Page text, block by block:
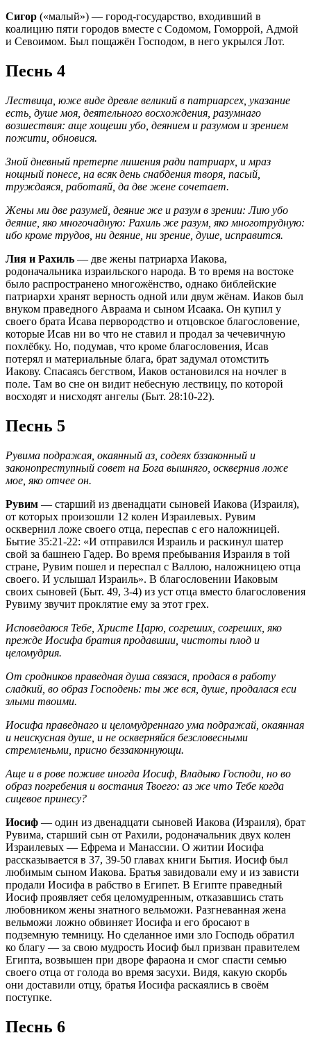
Сигор («малый») — город-государство, входивший в
коалицию пяти городов вместе с Содомом, Гоморрой, Адмой
и Севоимом. Был пощажён Господом, в него укрылся Лот.
Песнь 4
Лествица, юже виде древле великий в патриарсех, указание
есть, душе моя, деятельного восхождения, разумнаго
возшествия: аще хощеши убо, деянием и разумом и зрением
пожити, обновися.
Зной дневный претерпе лишения ради патриарх, и мраз
нощный понесе, на всяк день снабдения творя, пасый,
труждаяся, работаяй, да две жене сочетает.
Жены ми две разумей, деяние же и разум в зрении: Лию убо
деяние, яко многочадную: Рахиль же разум, яко многотрудную:
ибо кроме трудов, ни деяние, ни зрение, душе, исправится.
Лия и Рахиль — две жены патриарха Иакова,
родоначальника израильского народа. В то время на востоке
было распространено многожёнство, однако библейские
патриархи хранят верность одной или двум жёнам. Иаков был
внуком праведного Авраама и сыном Исаака. Он купил у
своего брата Исава первородство и отцовское благословение,
которые Исав ни во что не ставил и продал за чечевичную
похлёбку. Но, подумав, что кроме благословения, Исав
потерял и материальные блага, брат задумал отомстить
Иакову. Спасаясь бегством, Иаков остановился на ночлег в
поле. Там во сне он видит небесную лествицу, по которой
восходят и нисходят ангелы (Быт. 28:10-22).
Песнь 5
Рувима подражая, окаянный аз, содеях бззаконный и
законопреступный совет на Бога вышняго, осквернив ложе
мое, яко отчее он.
Рувим — старший из двенадцати сыновей Иакова (Израиля),
от которых произошли 12 колен Израилевых. Рувим
осквернил ложе своего отца, переспав с его наложницей.
Бытие 35:21-22: «И отправился Израиль и раскинул шатер
свой за башнею Гадер. Во время пребывания Израиля в той
стране, Рувим пошел и переспал с Валлою, наложницею отца
своего. И услышал Израиль». В благословении Иаковым
своих сыновей (Быт. 49, 3-4) из уст отца вместо благословения
Рувиму звучит проклятие ему за этот грех.
Исповедаюся Тебе, Христе Царю, согреших, согреших, яко
прежде Иосифа братия продавшии, чистоты плод и
целомудрия.
От сродников праведная душа связася, продася в работу
сладкий, во образ Господень: ты же вся, душе, продалася еси
злыми твоими.
Иосифа праведнаго и целомудреннаго ума подражай, окаянная
и неискусная душе, и не оскверняйся безсловесными
стремленьми, присно беззаконнующи.
Аще и в рове поживе иногда Иосиф, Владыко Господи, но во
образ погребения и востания Твоего: аз же что Тебе когда
сицевое принесу?
Иосиф — один из двенадцати сыновей Иакова (Израиля), брат
Рувима, старший сын от Рахили, родоначальник двух колен
Израилевых — Ефрема и Манассии. О житии Иосифа
рассказывается в 37, 39-50 главах книги Бытия. Иосиф был
любимым сыном Иакова. Братья завидовали ему и из зависти
продали Иосифа в рабство в Египет. В Египте праведный
Иосиф проявляет себя целомудренным, отказавшись стать
любовником жены знатного вельможи. Разгневанная жена
вельможи ложно обвиняет Иосифа и его бросают в
подземную темницу. Но сделанное ими зло Господь обратил
ко благу — за свою мудрость Иосиф был призван правителем
Египта, возвышен при дворе фараона и смог спасти семью
своего отца от голода во время засухи. Видя, какую скорбь
они доставили отцу, братья Иосифа раскаялись в своём
поступке.
Песнь 6